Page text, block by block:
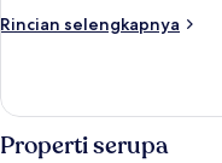
Rincian selengkapnya
Rincian
Suite
Eksekutif
Properti serupa